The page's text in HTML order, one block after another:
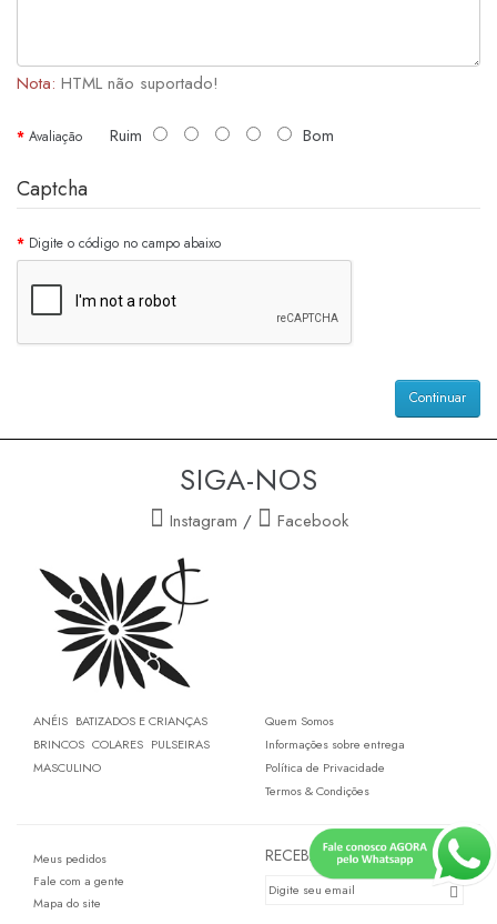
Nota: HTML não suportado!
Avaliação Ruim Bom
Captcha
Digite o código no campo abaixo
Continuar
SIGA-NOS
Instagram / Facebook
ANÉIS BATIZADOS E CRIANÇAS
BRINCOS COLARES PULSEIRAS
MASCULINO
Quem Somos
Informações sobre entrega
Política de Privacidade
Termos & Condições
Meus pedidos
Fale com a gente
Mapa do site
RECEBA NOVIDADES